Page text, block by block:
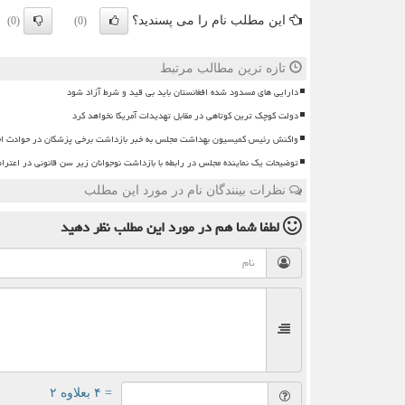
این مطلب نام را می پسندید؟ (0)
(0)
تازه ترین مطالب مرتبط
دارایی های مسدود شده افغانستان باید بی قید و شرط آزاد شود
دولت کوچک ترین کوتاهی در مقابل تهدیدات آمریکا نخواهد کرد
واکنش رئیس کمیسیون بهداشت مجلس به خبر بازداشت برخی پزشکان در حوادث
توضیحات یک نماینده مجلس در رابطه با بازداشت نوجوانان زیر سن قانونی در
نظرات بینندگان نام در مورد این مطلب
لطفا شما همدر مورد این مطلبنظر دهید
= ۴ بعلاوه ۲